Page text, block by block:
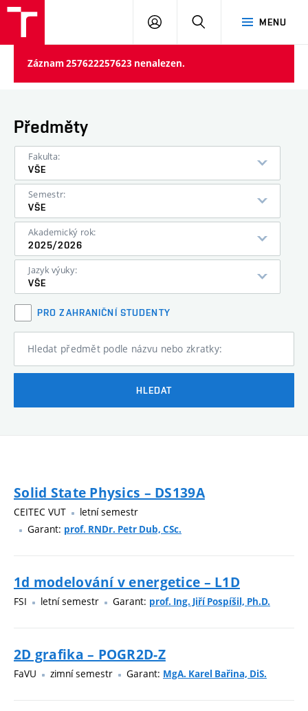
MENU
PŘIHLÁSIT
Záznam 257622257623 nenalezen.
Předměty
Fakulta:
VŠE
Semestr:
VŠE
Akademický rok:
2025/2026
Jazyk výuky:
VŠE
PRO ZAHRANIČNÍ STUDENTY
Hledat předmět podle názvu nebo zkratky:
HLEDAT
Solid State Physics – DS139A
CEITEC VUT
letní semestr
Garant: prof. RNDr. Petr Dub, CSc.
1d modelování v energetice – L1D
FSI letní semestr Garant: prof. Ing. Jiří Pospíšil, Ph.D.
2D grafika – POGR2D-Z
FaVU zimní semestr Garant: MgA. Karel Bařina, DiS.